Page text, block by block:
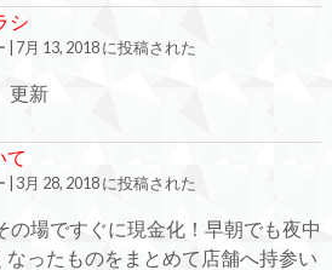
シ
7月 13, 2018 に投稿された
更新
て
3月 28, 2018 に投稿された
の場ですぐに現金化！早朝でも夜中
ったものをまとめて店舗へ持参い